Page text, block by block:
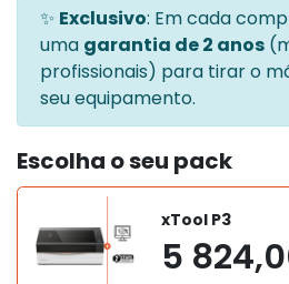
✨ Exclusivo: Em cada
uma garantia de 2 anos
profissionais) para tirar o
seu equipamento.
Escolha o seu pack
xTool P3